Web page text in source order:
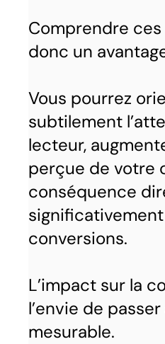
Comprendre
donc un
Vous pourrez
subtilement
lecteur,
perçue de votre
conséquence
conversions.
L’impact sur la
l’envie de
mesurable.